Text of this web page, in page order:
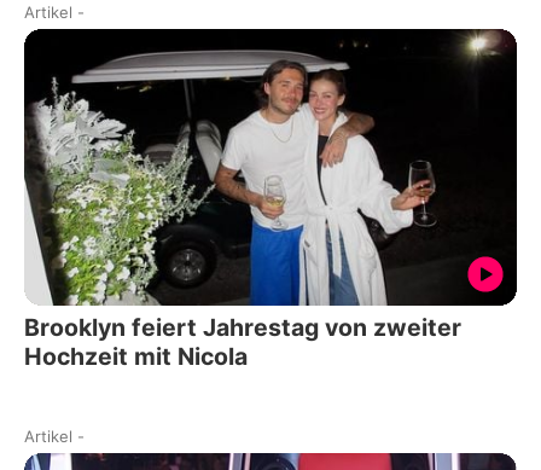
Artikel -
Brooklyn feiert Jahrestag von zweiter
Hochzeit mit Nicola
Artikel -